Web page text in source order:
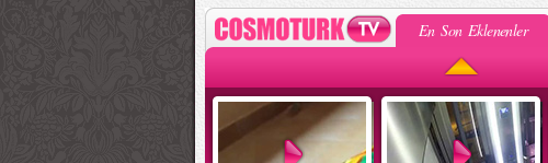
En Son Eklenenler